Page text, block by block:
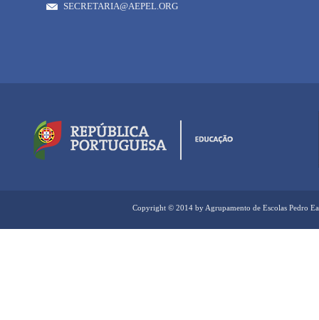
SECRETARIA@AEPEL.ORG
Copyright © 2014 by Agrupamento de Escolas Pedro